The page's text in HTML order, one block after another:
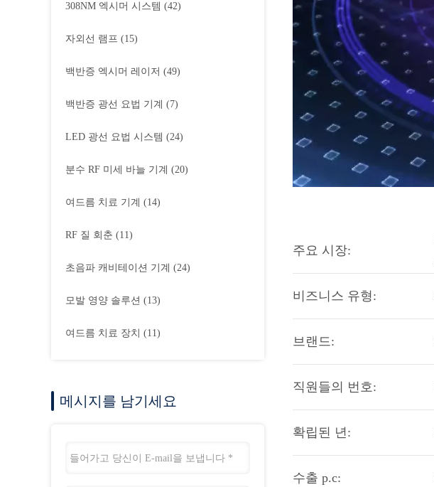
308NM 엑시머 시스템 (42)
자외선 램프 (15)
백반증 엑시머 레이저 (49)
백반증 광선 요법 기계 (7)
LED 광선 요법 시스템 (24)
분수 RF 미세 바늘 기계 (20)
여드름 치료 기계 (14)
RF 질 회춘 (11)
초음파 캐비테이션 기계 (24)
모발 영양 솔루션 (13)
여드름 치료 장치 (11)
메시지를 남기세요
주요 시장:
비즈니스 유형:
브랜드:
직원들의 번호:
확립된 년:
수출 p.c: